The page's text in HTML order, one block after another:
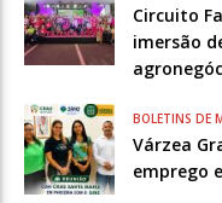
Circuito
imersão
BOLETINS DE
Várzea
emprego